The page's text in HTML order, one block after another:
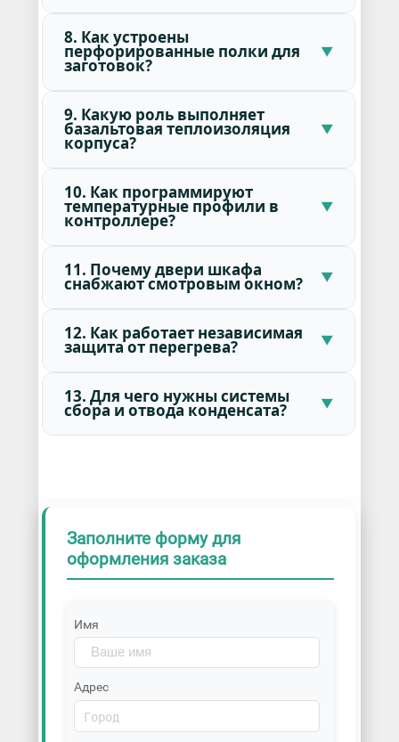
8. Как устроены
перфорированные полки для
заготовок?
9. Какую роль выполняет
базальтовая теплоизоляция
корпуса?
10. Как программируют
температурные профили в
контроллере?
11. Почему двери шкафа
снабжают смотровым окном?
12. Как работает независимая
защита от перегрева?
13. Для чего нужны системы
сбора и отвода конденсата?
Заполните форму для
оформления заказа
Имя
Адрес